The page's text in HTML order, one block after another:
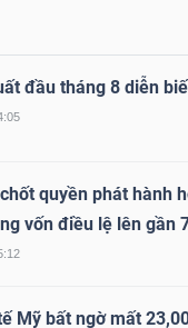
đầu tháng 8 diễn
chốt quyền phát hành
vốn điều lệ lên gần
Mỹ bất ngờ mất